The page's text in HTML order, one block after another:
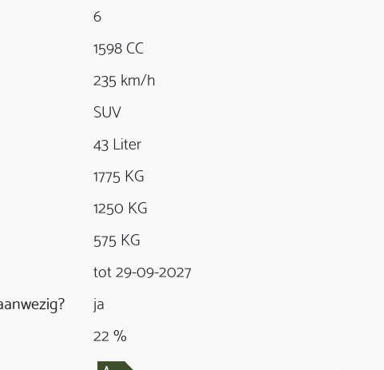
6
1598 CC
235 km/h
SUV
43 Liter
1775 KG
1250 KG
575 KG
tot 29-09-2027
ja
22 %